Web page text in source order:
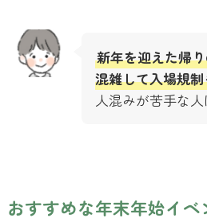
新年を迎えた帰
混雑して入場規
人混みが苦手な
おすすめな年末年始イ